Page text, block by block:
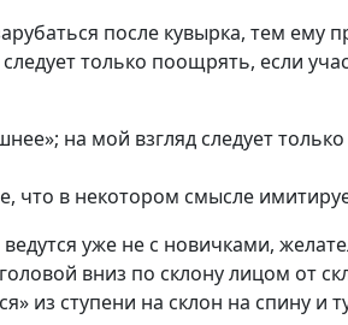
после кувырка, тем
только поощрять, если
на мой взгляд следует
что в некотором смысле
уже не с новичками,
вниз по склону лицом от
из ступени на склон на спину и